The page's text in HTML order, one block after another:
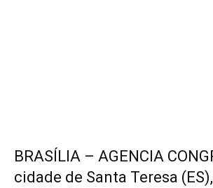
BRASÍLIA – AGENCIA
cidade de Santa Teresa